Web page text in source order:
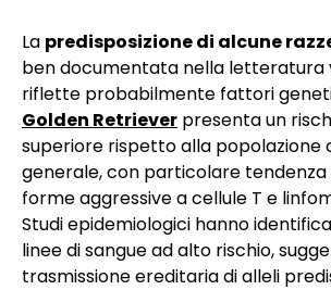
La predisposizione di alcune
ben documentata nella letteratura
riflette probabilmente fattori
Golden Retriever presenta un
superiore rispetto alla popolazione
generale, con particolare tendenza
forme aggressive a cellule T e
Studi epidemiologici hanno
linee di sangue ad alto rischio,
trasmissione ereditaria di alleli